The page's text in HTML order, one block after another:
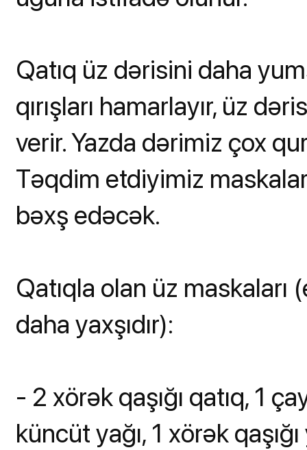
Qatıq üz dərisini daha
qırışları hamarlayır, üz
verir. Yazda dərimiz çox
Təqdim etdiyimiz
bəxş edəcək.
Qatıqla olan üz maskaları
daha yaxşıdır):
- 2 xörək qaşığı qatıq, 1
küncüt yağı, 1 xörək